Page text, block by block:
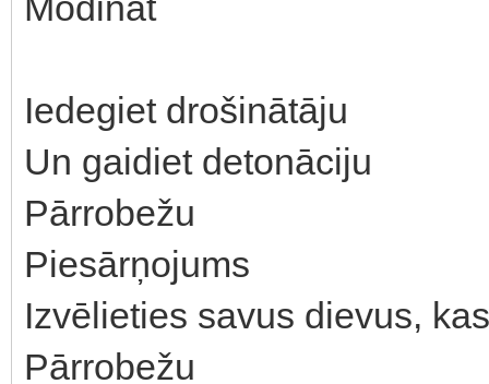
Iedegiet drošinātāju
Un gaidiet detonāciju
Pārrobežu
Piesārņojums
Izvēlieties savus dievus,
Pārrobežu